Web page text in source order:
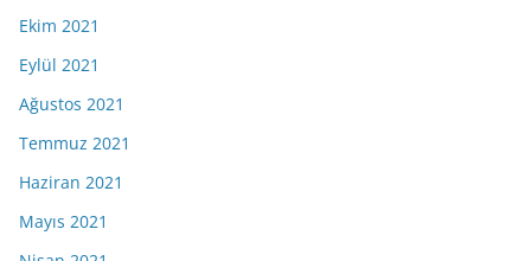
Ekim 2021
Eylül 2021
Ağustos 2021
Temmuz 2021
Haziran 2021
Mayıs 2021